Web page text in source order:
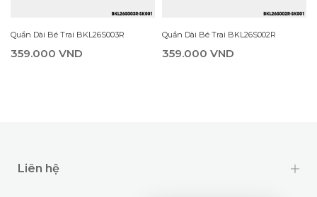
Quần Dài Bé Trai BKL26S003R
359.000 VND
Quần Dài Bé Trai BKL26S002R
359.000 VND
Liên hệ